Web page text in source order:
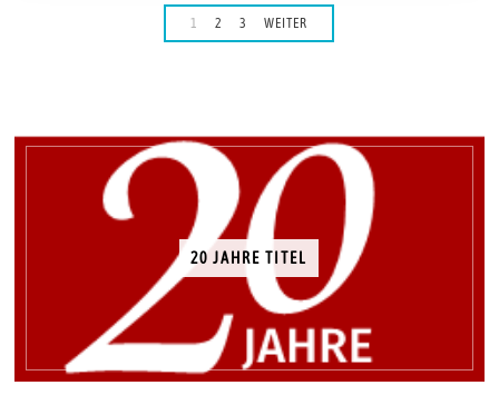
1 2 3 WEITER
20 JAHRE TITEL